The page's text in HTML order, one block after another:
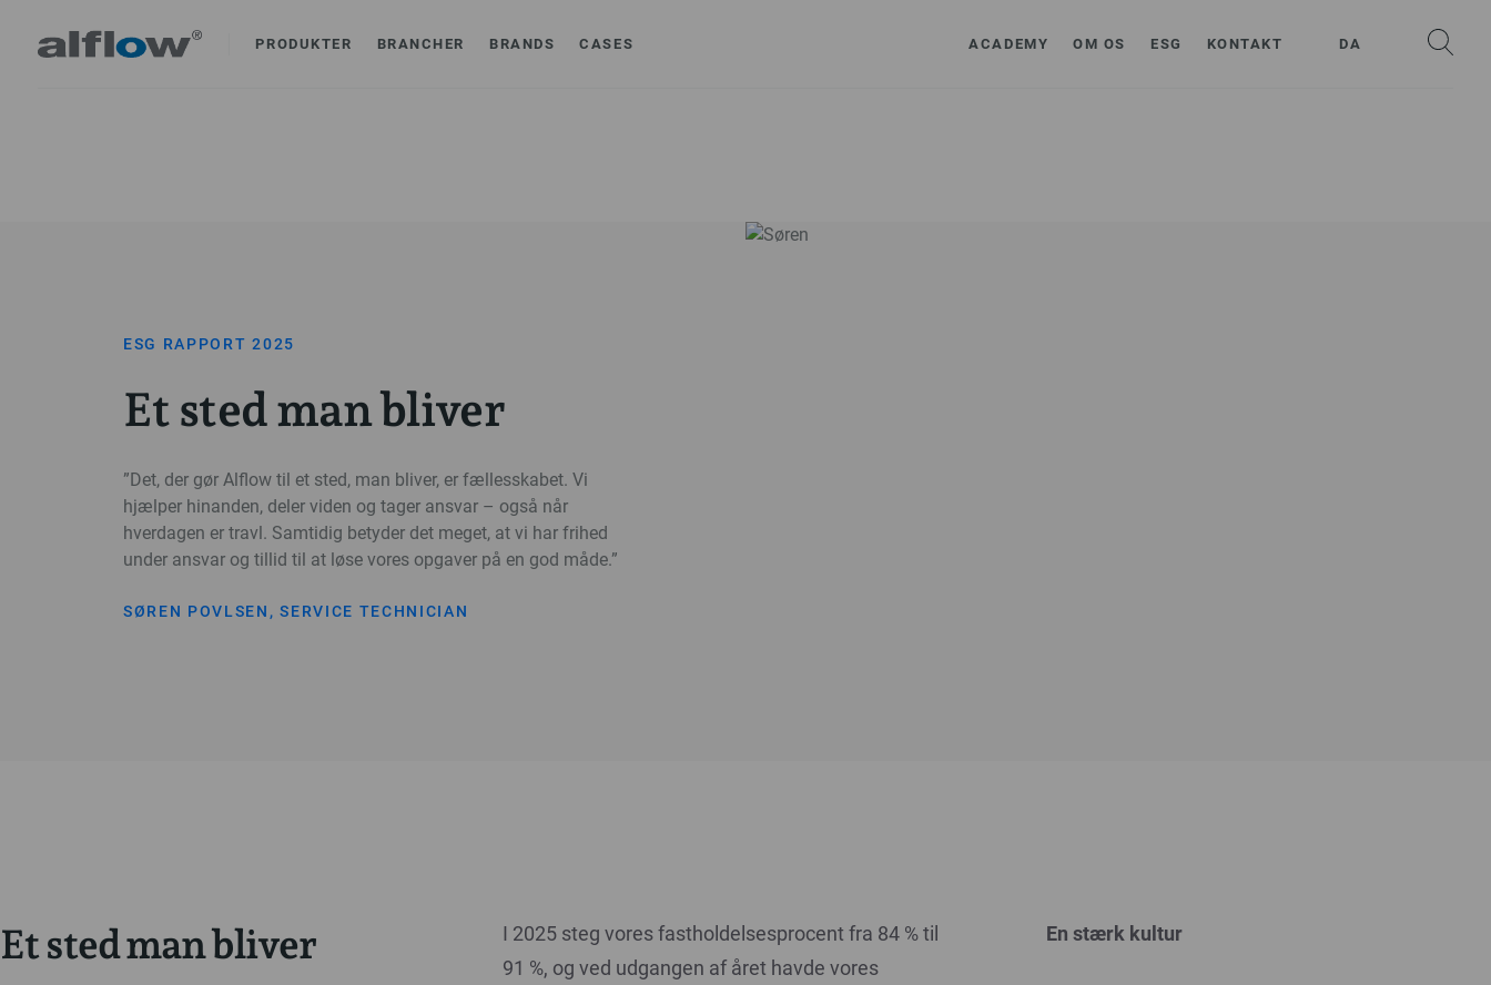
PRODUKTER BRANCHER BRANDS CASES ACADEMY OM OS ESG KONTAKT DA
ESG RAPPORT 2025
Et sted man bliver
”Det, der gør Alflow til et sted, man bliver, er fællesskabet. Vi
hjælper hinanden, deler viden og tager ansvar – også når
hverdagen er travl. Samtidig betyder det meget, at vi har frihed
under ansvar og tillid til at løse vores opgaver på en god måde.”
SØREN POVLSEN, SERVICE TECHNICIAN
Et sted man bliver
I 2025 steg vores fastholdelsesprocent fra 84 % til
91 %, og ved udgangen af året havde vores
En stærk kultur